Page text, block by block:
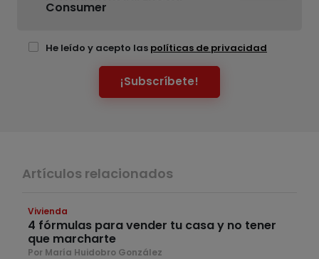
Consumer
He leído y acepto las políticas de privacidad
¡Subscríbete!
Artículos relacionados
Vivienda
4 fórmulas para vender tu casa y no tener
que marcharte
Por María Huidobro González